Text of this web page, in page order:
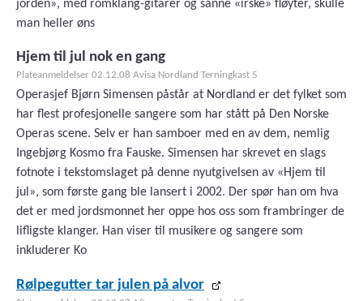
jorden», med romklang-gitarer og sånne «irske» fløyter, skulle
man heller øns
Hjem til jul nok en gang
Plateanmeldelser 02.12.08 Avisa Nordland Terningkast 5
Operasjef Bjørn Simensen påstår at Nordland er det fylket som
har flest profesjonelle sangere som har stått på Den Norske
Operas scene. Selv er han samboer med en av dem, nemlig
Ingebjørg Kosmo fra Fauske. Simensen har skrevet en slags
fotnote i tekstomslaget på denne nyutgivelsen av «Hjem til
jul», som første gang ble lansert i 2002. Der spør han om hva
det er med jordsmonnet her oppe hos oss som frambringer de
lifligste klanger. Han viser til musikere og sangere som
inkluderer Ko
Rølpegutter tar julen på alvor